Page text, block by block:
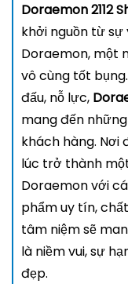
Doraemon 2112
khởi nguồn từ
Doraemon, một
vô cùng tốt
đấu, nỗ lực,
mang đến
khách hàng. Nơi
lúc trở thành
Doraemon với
phẩm uy tín,
tâm niệm sẽ
là niềm vui, sự
đẹp.